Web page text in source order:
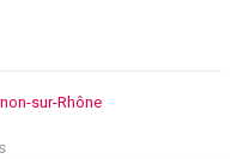
sur-Rhône